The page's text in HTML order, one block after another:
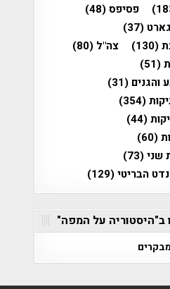
פסיפס(48)
(37)
(130) צה"ל (80)
(51)
והגנים (31)
(354)
(44)
(60)
שני(73)
הבריטי(129)
ב"היסטוריה על המפה"